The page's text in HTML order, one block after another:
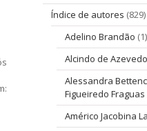
Índice de autores (829)
Adelino Brandão (1)
Alcindo de
Alessandra
Figueiredo Fraguas
Américo Jacobina